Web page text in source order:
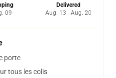
09
Delivered
Aug. 13 - Aug. 20
porte
tous les colis